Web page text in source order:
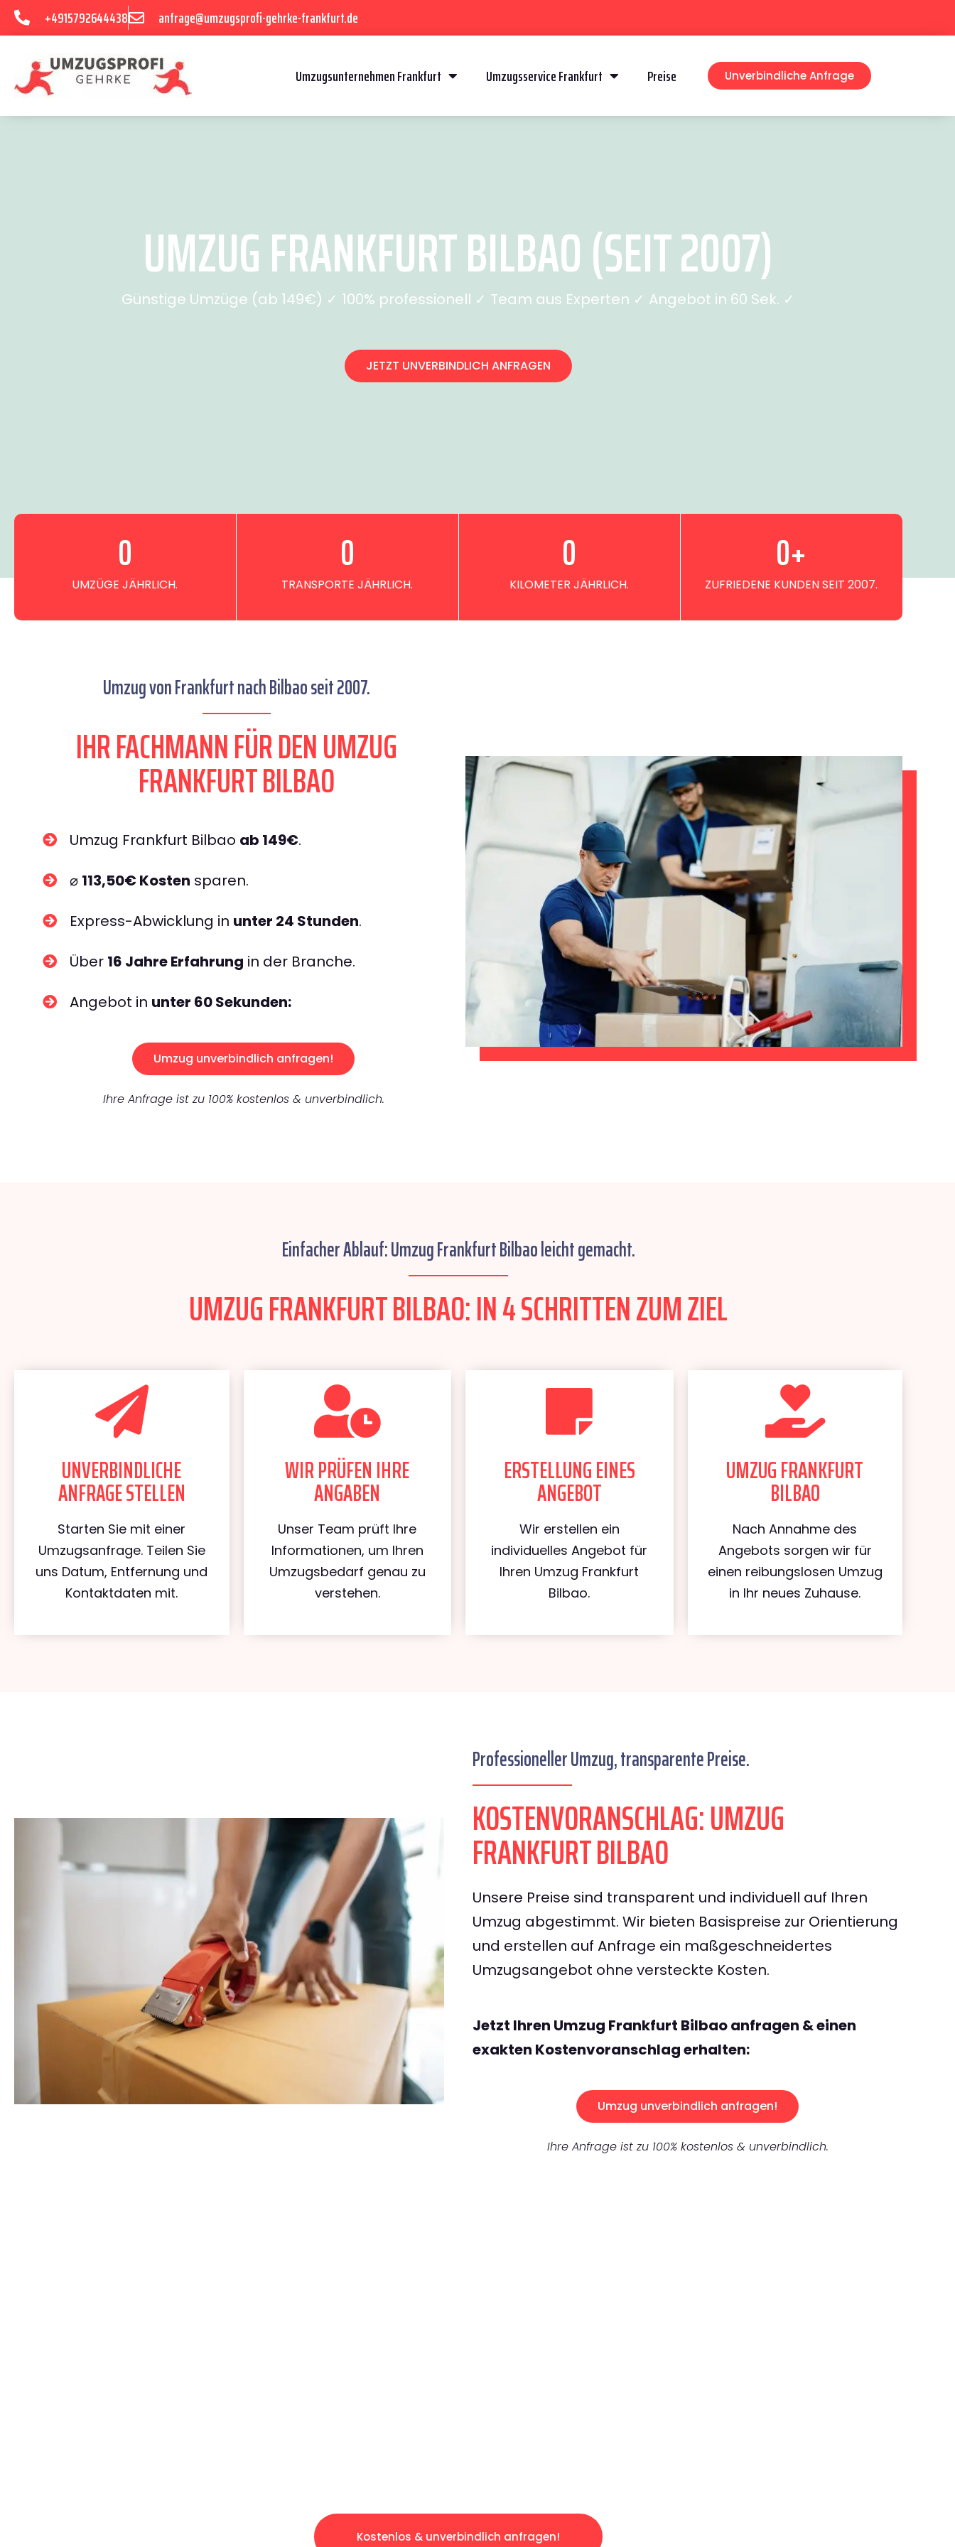
+4915792644438 anfrage@umzugsprofi-gehrke-frankfurt.de
Umzugsunternehmen Frankfurt Umzugsservice Frankfurt Preise Unverbindliche Anfrage
UMZUG FRANKFURT BILBAO (SEIT 2007)
Günstige Umzüge (ab 149€) ✓ 100% professionell ✓ Team aus Experten ✓ Angebot in 60 Sek. ✓
JETZT UNVERBINDLICH ANFRAGEN
UMZÜGE JÄHRLICH.
0
TRANSPORTE JÄHRLICH.
0
KILOMETER JÄHRLICH.
0
ZUFRIEDENE KUNDEN SEIT 2007.
0+
Umzug von Frankfurt nach Bilbao seit 2007.
IHR FACHMANN FÜR DEN UMZUG
FRANKFURT BILBAO
Umzug Frankfurt Bilbao ab 149€.
⌀ 113,50€ Kosten sparen.
Express-Abwicklung in unter 24 Stunden.
Über 16 Jahre Erfahrung in der Branche.
Angebot in unter 60 Sekunden:
Umzug unverbindlich anfragen!
Ihre Anfrage ist zu 100% kostenlos & unverbindlich.
Einfacher Ablauf: Umzug Frankfurt Bilbao leicht gemacht.
UMZUG FRANKFURT BILBAO: IN 4 SCHRITTEN ZUM ZIEL
UNVERBINDLICHE
ANFRAGE STELLEN
Starten Sie mit einer
Umzugsanfrage. Teilen Sie
uns Datum, Entfernung und
Kontaktdaten mit.
WIR PRÜFEN IHRE
ANGABEN
Unser Team prüft Ihre
Informationen, um Ihren
Umzugsbedarf genau zu
verstehen.
ERSTELLUNG EINES
ANGEBOT
Wir erstellen ein
individuelles Angebot für
Ihren Umzug Frankfurt
Bilbao.
UMZUG FRANKFURT
BILBAO
Nach Annahme des
Angebots sorgen wir für
einen reibungslosen Umzug
in Ihr neues Zuhause.
Professioneller Umzug, transparente Preise.
KOSTENVORANSCHLAG: UMZUG
FRANKFURT BILBAO
Unsere Preise sind transparent und individuell auf Ihren
Umzug abgestimmt. Wir bieten Basispreise zur Orientierung
und erstellen auf Anfrage ein maßgeschneidertes
Umzugsangebot ohne versteckte Kosten.
Jetzt Ihren Umzug Frankfurt Bilbao anfragen & einen
exakten Kostenvoranschlag erhalten:
Umzug unverbindlich anfragen!
Ihre Anfrage ist zu 100% kostenlos & unverbindlich.
Kostenlos & unverbindlich anfragen!